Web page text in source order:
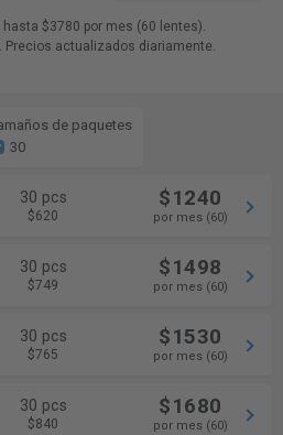
$3780 por mes (60 lentes).
Precios actualizados diariamente.
de paquetes
30
30 pcs
$620
$1240
por mes (60)
30 pcs
$749
$1498
por mes (60)
30 pcs
$765
$1530
por mes (60)
30 pcs
$840
$1680
por mes (60)